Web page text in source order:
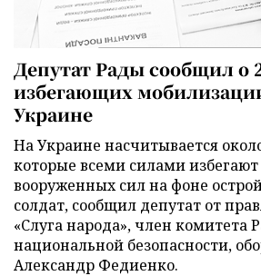
Депутат Рады сообщил о
избегающих
Украине
На Украине насчитывается
которые всеми силами
вооруженных сил на фоне
солдат, сообщил депутат от
«Слуга народа», член комитета
национальной безопасности,
Александр Федиенко.